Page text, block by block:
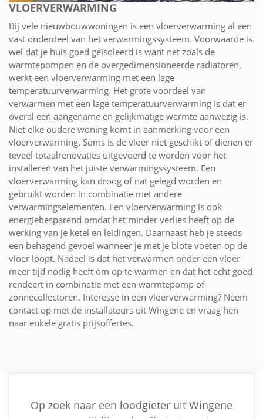
VLOERVERWARMING
Bij vele nieuwbouwwoningen is een vloerverwarming al een
vast onderdeel van het verwarmingssysteem. Voorwaarde is
wel dat je huis goed geïsoleerd is want net zoals de
warmtepompen en de overgedimensioneerde radiatoren,
werkt een vloerverwarming met een lage
temperatuurverwarming. Het grote voordeel van
verwarmen met een lage temperatuurverwarming is dat er
overal een aangename en gelijkmatige warmte aanwezig is.
Niet elke oudere woning komt in aanmerking voor een
vloerverwarming. Soms is de vloer niet geschikt of dienen er
teveel totaalrenovaties uitgevoerd te worden voor het
installeren van het juiste verwarmingssysteem. Een
vloerverwarming kan droog of nat gelegd worden en
gebruikt worden in combinatie met andere
verwarmingselementen. Een vloerverwarming is ook
energiebesparend omdat het minder verlies heeft op de
werking van je ketel en leidingen. Daarnaast heb je steeds
een behagend gevoel wanneer je met je blote voeten op de
vloer loopt. Nadeel is dat het verwarmen onder een vloer
meer tijd nodig heeft om op te warmen en dat het echt goed
rendeert in combinatie met een warmtepomp of
zonnecollectoren. Interesse in een vloerverwarming? Neem
contact op met de installateurs uit Wingene en vraag hen
naar enkele gratis prijsoffertes.
Op zoek naar een loodgieter uit Wingene